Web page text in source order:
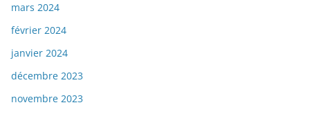
mars 2024
février 2024
janvier 2024
décembre 2023
novembre 2023